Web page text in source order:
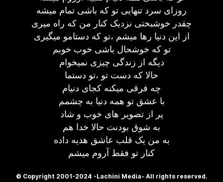
روزای سرد تنهایی تو که باشی تمام میشه
چقدر خوشبختی نزدیک کنار من که راه میری
از این دنیا رها میشم ،تو که دستامو میگیری
تو که خوشحال باشی خوب خوبم
دیگه از زندگی چیزی نمیخوام
حالا که دست تو ،تو دستما
چه فرقی میکنه کجای دنیام
با عشق تو همه دنیا به چشمم
پر از تصویر های خوب و شاد
به شوق بودنت حالا خدا هم
به من یک قلب عاشق هدیه داده
کنار تو فقط آروم میشم
© Copyright 2001-2024 -Lachini Media- All rights reserved.